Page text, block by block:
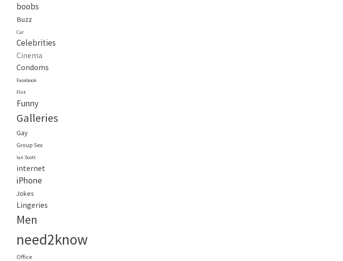
boobs
Buzz
Car
Celebrities
Cinema
Condoms
Facebook
Flirt
Funny
Galleries
Gay
Group Sex
Ian Scott
internet
iPhone
Jokes
Lingeries
Men
need2know
Office